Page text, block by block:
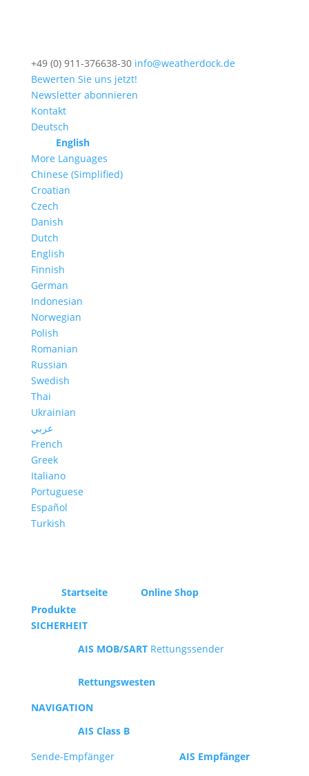
+49 (0) 911-376638-30 info@weatherdock.de
Bewerten Sie uns jetzt!
Newsletter abonnieren
Kontakt
Deutsch
English
More Languages
Chinese (Simplified)
Croatian
Czech
Danish
Dutch
English
Finnish
German
Indonesian
Norwegian
Polish
Romanian
Russian
Swedish
Thai
Ukrainian
عربي
French
Greek
Italiano
Portuguese
Español
Turkish
Startseite
Online Shop
Produkte
SICHERHEIT
AIS MOB/SARTRettungssender
Rettungswesten
NAVIGATION
AIS Class B
Sende-Empfänger
AIS Empfänger